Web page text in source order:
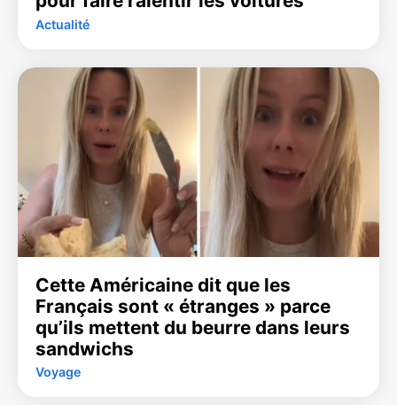
Actualité
Cette Américaine dit que les
Français sont « étranges » parce
qu’ils mettent du beurre dans leurs
sandwichs
Voyage